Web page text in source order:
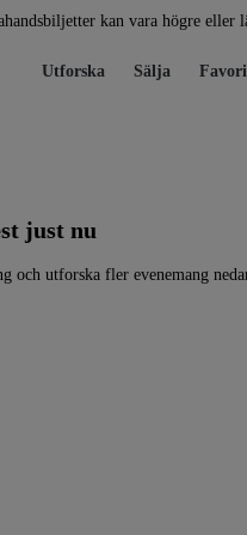
kan vara högre eller
Utforska Sälja
just nu
och utforska fler evenemang